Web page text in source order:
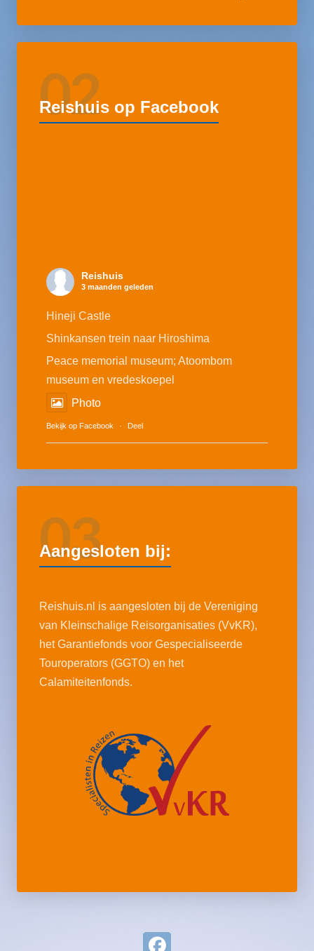
02
Reishuis op Facebook
Reishuis
3 maanden geleden
Hineji Castle
Shinkansen trein naar Hiroshima
Peace memorial museum; Atoombom
museum en vredeskoepel
Photo
Bekijk op Facebook · Deel
03
Aangesloten bij:
Reishuis.nl is aangesloten bij de Vereniging
van Kleinschalige Reisorganisaties (VvKR),
het Garantiefonds voor Gespecialiseerde
Touroperators (GGTO) en het
Calamiteitenfonds.